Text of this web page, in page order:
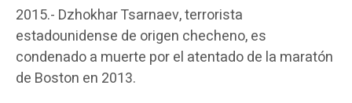
2015.- Dzhokhar Tsarnaev, terrorista
estadounidense de origen checheno, es
condenado a muerte por el atentado de la maratón
de Boston en 2013.